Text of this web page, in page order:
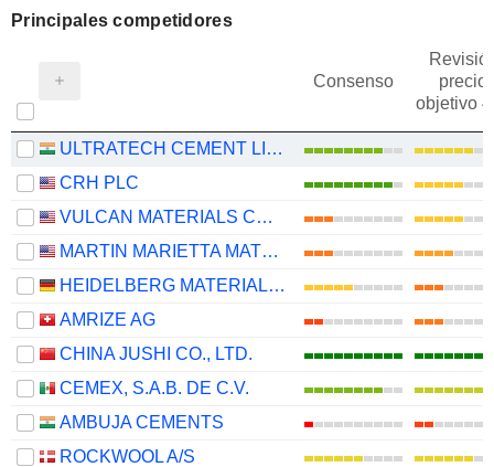
Principales competidores
Consenso
precio
objetivo
ULTRATECH CEMENT LIMITED
CRH PLC
VULCAN MATERIALS COMPANY
MARTIN MARIETTA MATERIALS, INC.
HEIDELBERG MATERIALS AG
AMRIZE AG
CHINA JUSHI CO., LTD.
CEMEX, S.A.B. DE C.V.
AMBUJA CEMENTS
ROCKWOOL A/S